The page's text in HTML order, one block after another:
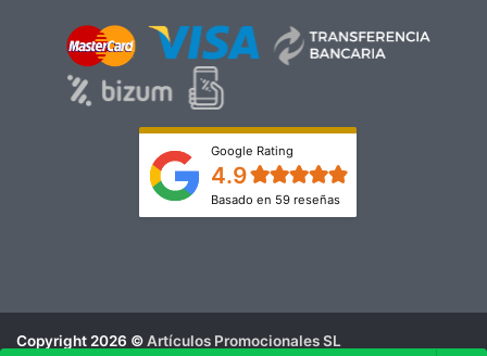
Google Rating
4.9
Basado en 59 reseñas
Copyright 2026 ©Artículos Promocionales SL